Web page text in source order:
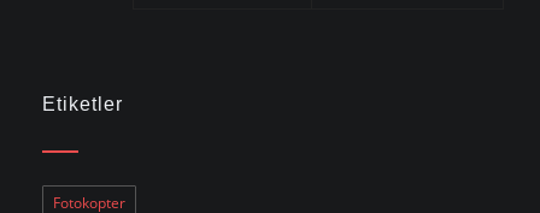
Etiketler
Fotokopter